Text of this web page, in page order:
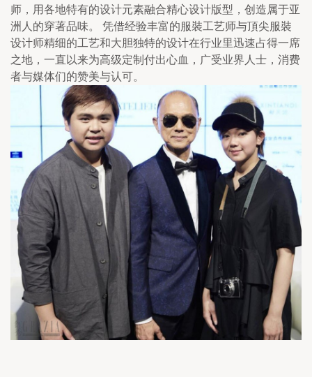
师，用各地特有的设计元素融合精心设计版型，创造属于亚
洲人的穿著品味。 凭借经验丰富的服裝工艺师与頂尖服裝
设计师精细的工艺和大胆独特的设计在行业里迅速占得一席
之地，一直以来为高级定制付出心血，广受业界人士，消费
者与媒体们的赞美与认可。